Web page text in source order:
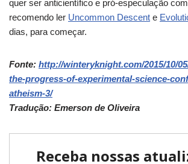
quer ser anticientífico e pró-especulação
recomendo ler Uncommon Descent e
dias, para começar.
Fonte: http://winteryknight.com/2015/10/
the-progress-of-experimental-science-
atheism-3/
Tradução: Emerson de Oliveira